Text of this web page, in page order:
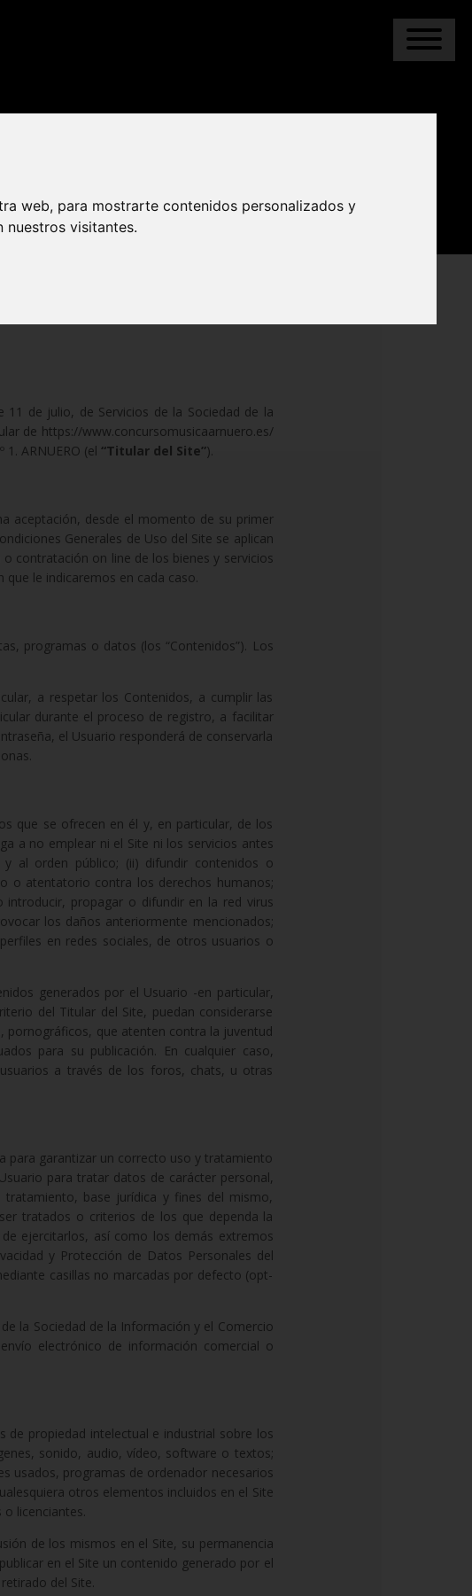
web, para mostrarte contenidos personalizados y
nuestros visitantes.
de julio, de Servicios de la Sociedad de la
de https://www.concursomusicaarnuero.es/
ARNUERO (el “Titular del Site”).
aceptación, desde el momento de su primer
Generales de Uso del Site se aplican
contratación on line de los bienes y servicios
le indicaremos en cada caso.
programas o datos (los “Contenidos”). Los
a respetar los Contenidos, a cumplir las
durante el proceso de registro, a facilitar
el Usuario responderá de conservarla
que se ofrecen en él y, en particular, de los
a no emplear ni el Site ni los servicios antes
al orden público; (ii) difundir contenidos o
o atentatorio contra los derechos humanos;
propagar o difundir en la red virus
los daños anteriormente mencionados;
en redes sociales, de otros usuarios o
generados por el Usuario -en particular,
del Titular del Site, puedan considerarse
pornográficos, que atenten contra la juventud
para su publicación. En cualquier caso,
a través de los foros, chats, u otras
para garantizar un correcto uso y tratamiento
para tratar datos de carácter personal,
base jurídica y fines del mismo,
tratados o criterios de los que dependa la
ejercitarlos, así como los demás extremos
y Protección de Datos Personales del
casillas no marcadas por defecto (opt-
la Sociedad de la Información y el Comercio
electrónico de información comercial o
propiedad intelectual e industrial sobre los
sonido, audio, vídeo, software o textos;
usados, programas de ordenador necesarios
otros elementos incluidos en el Site
licenciantes.
de los mismos en el Site, su permanencia
en el Site un contenido generado por el
del Site.